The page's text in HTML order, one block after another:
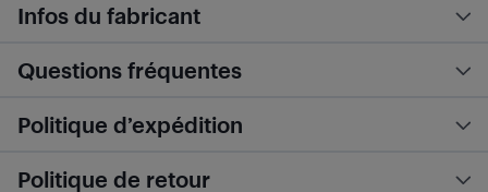
Infos du fabricant
Questions fréquentes
Politique d’expédition
Politique de retour